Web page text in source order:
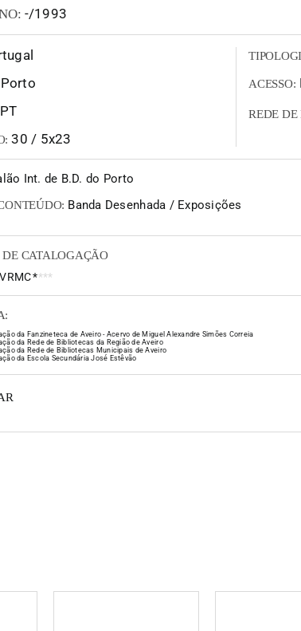
-/1993
Porto
PT
30 / 5x23
ACESSO:
REDE DE
Int. de B.D. do Porto
Banda Desenhada / Exposições
CATALOGAÇÃO
****
da Fanzineteca de Aveiro - Acervo de Miguel Alexandre Simões Correia
da Rede de Bibliotecas da Região de Aveiro
da Rede de Bibliotecas Municipais de Aveiro
da Escola Secundária José Estêvão